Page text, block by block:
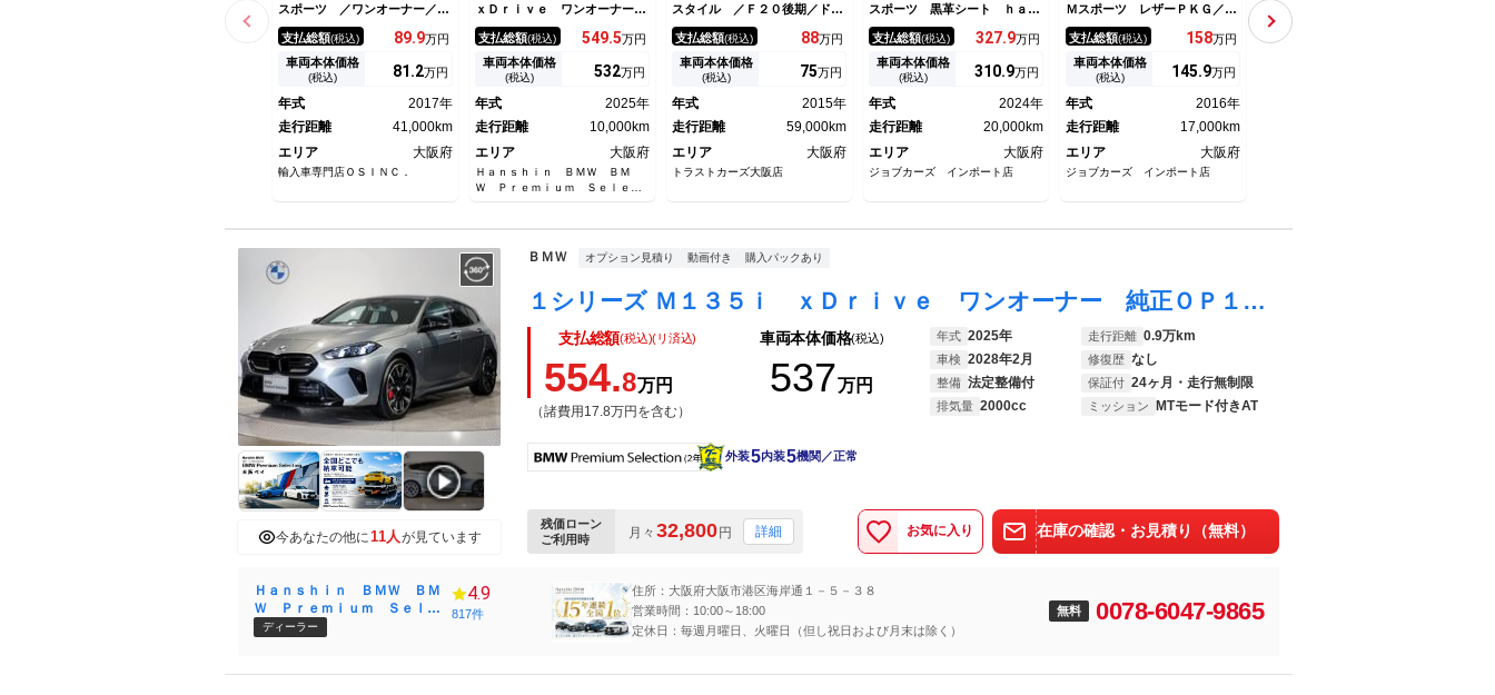
スポーツ ／ワンオーナー／イ
ンテリジェントセーフティ／パ
ーキングサポートＰ／ＬＥＤヘ
ッドライト／コンフォートアク
セス／クルーズコントロール／
ｕｅｔｏｏｔｈ／ＥＴＣ／クリ
アランスソナー
支払総額(税込) 89.9万円
車両本体価格
(税込) 81.2万円
年式
2017年
走行距離
41,000km
エリア
大阪府
輸入車専門店ＯＳＩＮＣ．
ｘＤｒｉｖｅ ワンオーナー
アダプティブＭサス レッドキ
ャリパー テクノロジーＰＫ
Ｇ ヘッドアップディスプレ
イ アイコニックグロー ｈａ
カー パドルシフト 純正１９
ＡＷ Ｍスポーツシート
支払総額(税込) 549.5万円
車両本体価格
(税込) 532万円
年式
2025年
走行距離
10,000km
エリア
大阪府
Ｈａｎｓｈｉｎ ＢＭＷ ＢＭ
Ｗ Ｐｒｅｍｉｕｍ Ｓｅｌｅｃ
スタイル ／Ｆ２０後期／ドラ
イビングアシスト／ＬＥＤポジ
ション／ＬＥＤヘッド／ＬＥＤ
リヤコンビ／１６ＡＷ／ハーマ
ンカードン／８型ナビ／リヤカ
Ｃ／ドラレコ／車検整備付
支払総額(税込) 88万円
車両本体価格
(税込) 75万円
年式
2015年
走行距離
59,000km
エリア
大阪府
トラストカーズ大阪店
スポーツ 黒革シート ｈａｒ
ｍａｎｋａｒｄｏｎ 禁煙車
リモート３Ｄビュー ＨＵＤ
前後ドラレコ ミラーＥＴＣ
Ｍ付Ｐシート シートヒータ
ｒｐｌａｙ ＡＣＣ Ｐバッ
クドア ＰＤＣ
支払総額(税込) 327.9万円
車両本体価格
(税込) 310.9万円
年式
2024年
走行距離
20,000km
エリア
大阪府
ジョブカーズ インポート店
Ｍスポーツ レザーＰＫＧ／赤
革シート アドバンスドパーキ
ングサポートＰＫＧ コンフォ
ートＰＫＧ ワンオーナー 純
正ＨＤＤナビ バックカメラ
１７ＡＷ クルコン Ｐシー
ト シートヒーター
支払総額(税込) 158万円
車両本体価格
(税込) 145.9万円
年式
2016年
走行距離
17,000km
エリア
大阪府
ジョブカーズ インポート店
Ｍスポーツ エディションジョ
イ＋ ｉＤｒｉｖｅナビパッケ
ージ コンフォートパッケー
支払総額
今あなたの他に 11人 が見ています
ＢＭＷ オプション見積り 動画付き 購入パックあり
１シリーズ Ｍ１３５ｉ ｘＤｒｉｖｅ ワンオーナー 純正ＯＰ１９インチアルミ ハーマンカードンスピーカー 全周囲カメラ カーブドディスプレイ Ｍスポーツシート シートヒーター 電動トランク ヘッドアップディスプレイ Ｍブレーキ
支払総額(税込)(リ済込)
554.8万円
（諸費用17.8万円を含む）
車両本体価格(税込)
537万円
年式 2025年 走行距離 0.9万km
車検 2028年2月 修復歴 なし
整備 法定整備付 保証付 24ヶ月・走行無制限
排気量 2000cc ミッション MTモード付きAT
外装5内装5機関／正常
残価ローン
ご利用時
月々 32,800 円 詳細 お気に入り 在庫の確認・お見積り（無料）
Ｈａｎｓｈｉｎ ＢＭＷ ＢＭ
Ｗ Ｐｒｅｍｉｕｍ Ｓｅｌｅ
ｃｔｉｏｎ Ｏｓａｋａ Ｂａ
ディーラー
4.9
817件
住所：大阪府大阪市港区海岸通１－５－３８
営業時間：10:00～18:00
定休日：毎週月曜日、火曜日（但し祝日および月末は除く）
無料 0078-6047-9865